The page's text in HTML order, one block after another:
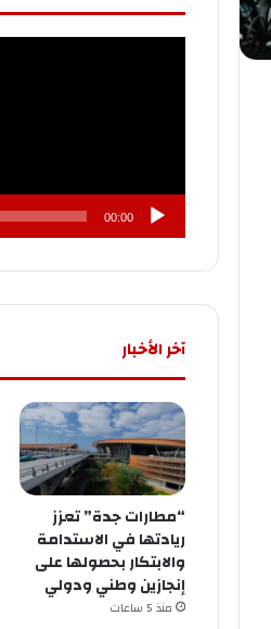
00:00
آخر الأخبار
“مطارات جدة” تعزز
ريادتها في الاستدامة
والابتكار بحصولها على
إنجازين وطني ودولي
منذ 5 ساعات